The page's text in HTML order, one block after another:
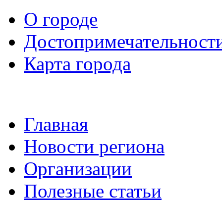
О городе
Карта города
Главная
Новости региона
Организации
Полезные статьи